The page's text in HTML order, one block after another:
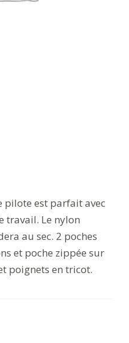
pilote est parfait avec
travail. Le nylon
au sec. 2 poches
et poche zippée sur
poignets en tricot.